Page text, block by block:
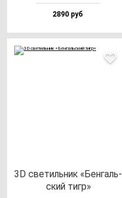
2890 руб
3D све­тиль­ник «Бен­галь­
ский тигр»